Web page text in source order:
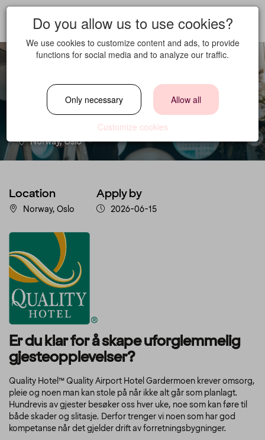
Vaktmester
Norway, Oslo
Location
Norway, Oslo
Apply by
2026-06-15
Er du klar for å skape uforglemmelig
gjesteopplevelser?
Quality Hotel™ Quality Airport Hotel Gardermoen krever omsorg,
pleie og noen man kan stole på når ikke alt går som planlagt.
Hundrevis av gjester besøker oss hver uke, noe som kan føre til
både skader og slitasje. Derfor trenger vi noen som har god
kompetanse når det gjelder drift av forretningsbygninger.
Do you allow us to use cookies?
We use cookies to customize content and ads, to provide
functions for social media and to analyze our traffic.
Only necessary Allow all
Customize cookies